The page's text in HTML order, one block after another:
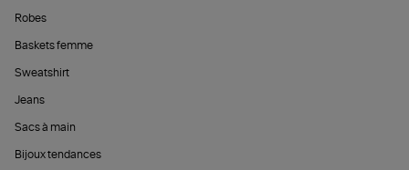
Robes
Baskets femme
Sweatshirt
Jeans
Sacs à main
Bijoux tendances